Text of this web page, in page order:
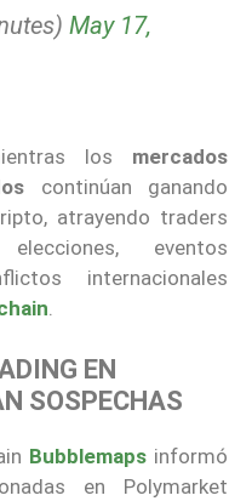
May 17,
los mercados
continúan ganando
atrayendo traders
eventos
internacionales
EN
SOSPECHAS
Bubblemaps informó
en Polymarket